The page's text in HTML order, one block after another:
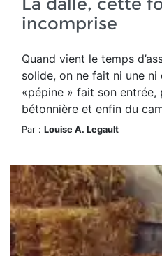
incomprise
Quand vient le temps
solide, on ne fait ni une
«pépine » fait son entrée,
bétonnière et enfin du
Par : Louise A. Legault